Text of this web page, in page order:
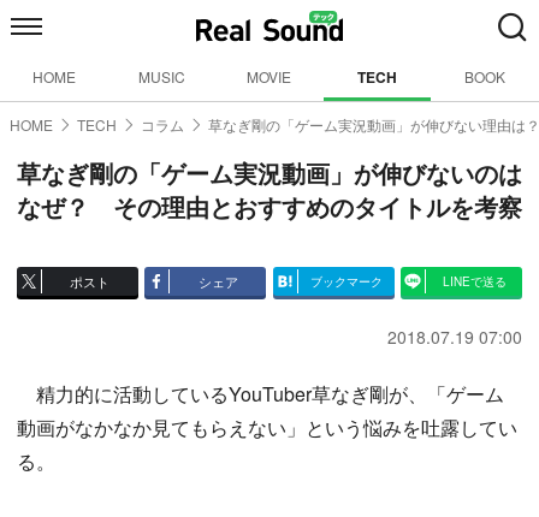
HOME MUSIC MOVIE TECH BOOK
HOME TECH コラム 草なぎ剛の「ゲーム実況動画」が伸びない理由は？
草なぎ剛の「ゲーム実況動画」が伸びないのは
なぜ？ その理由とおすすめのタイトルを考察
ポスト シェア ブックマーク LINEで送る
2018.07.19 07:00
精力的に活動しているYouTuber草なぎ剛が、「ゲーム
動画がなかなか見てもらえない」という悩みを吐露してい
る。